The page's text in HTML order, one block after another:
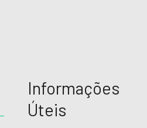
Informações
Úteis